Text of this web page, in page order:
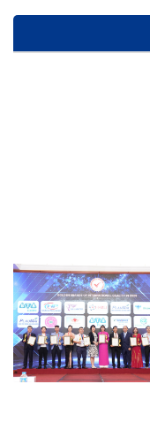
báo cho phụ
Haru Hợp Tác
Giáo dục con cái